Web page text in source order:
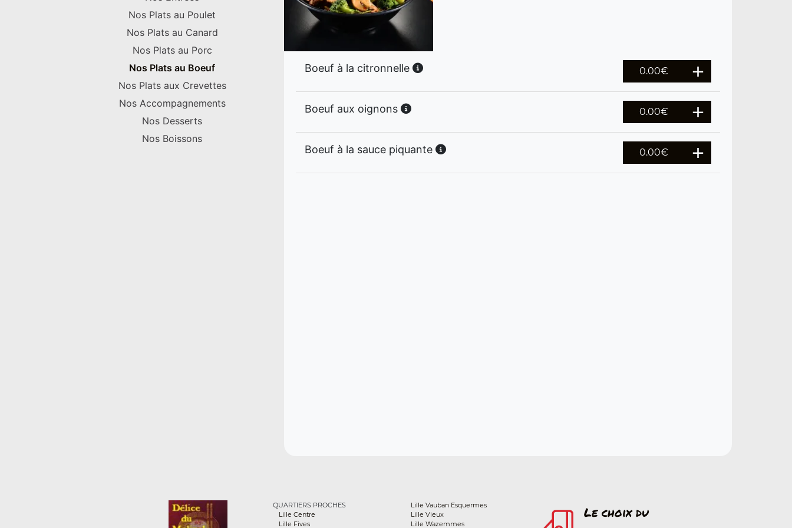
Nos Plats au Poulet
Nos Plats au Canard
Nos Plats au Porc
Nos Plats au Boeuf
Nos Plats aux Crevettes
Nos Accompagnements
Nos Desserts
Nos Boissons
Boeuf à la citronnelle 0.00€
Boeuf aux oignons 0.00€
Boeuf à la sauce piquante 0.00€
QUARTIERS PROCHES
Lille Centre
Lille Fives
Lille Vauban Esquermes
Lille Vieux
Lille Wazemmes
Le choix du